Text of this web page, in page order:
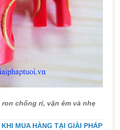
chống rỉ, vặn êm và nhẹ
MUA HÀNG TẠI GIẢI PHÁP